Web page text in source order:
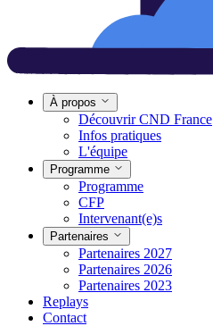
À propos
Découvrir CND France
Infos pratiques
L'équipe
Programme
Programme
CFP
Intervenant(e)s
Partenaires
Partenaires 2027
Partenaires 2026
Partenaires 2023
Replays
Contact